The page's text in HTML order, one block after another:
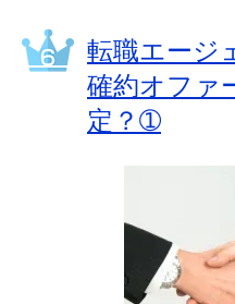
転職エージ
確約オファ
定？➀